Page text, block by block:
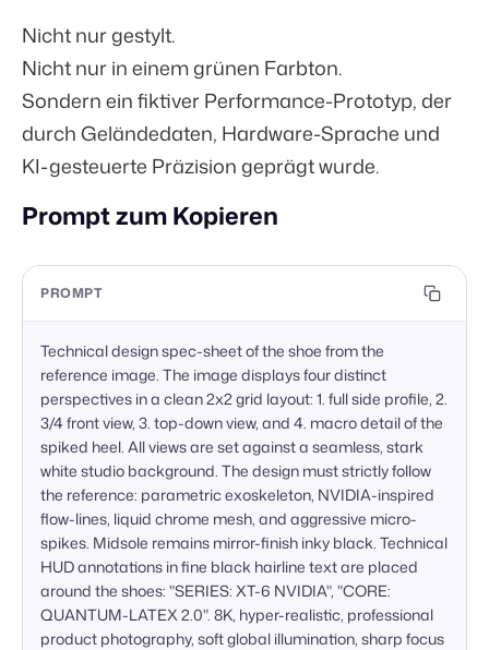
Nicht nur gestylt.
Nicht nur in einem grünen Farbton.
Sondern ein fiktiver Performance-Prototyp, der
durch Geländedaten, Hardware-Sprache und
KI-gesteuerte Präzision geprägt wurde.
Prompt zum Kopieren
PROMPT
Technical design spec-sheet of the shoe from the
reference image. The image displays four distinct
perspectives in a clean 2x2 grid layout: 1. full side profile, 2.
3/4 front view, 3. top-down view, and 4. macro detail of the
spiked heel. All views are set against a seamless, stark
white studio background. The design must strictly follow
the reference: parametric exoskeleton, NVIDIA-inspired
flow-lines, liquid chrome mesh, and aggressive micro-
spikes. Midsole remains mirror-finish inky black. Technical
HUD annotations in fine black hairline text are placed
around the shoes: "SERIES: XT-6 NVIDIA", "CORE:
QUANTUM-LATEX 2.0". 8K, hyper-realistic, professional
product photography, soft global illumination, sharp focus